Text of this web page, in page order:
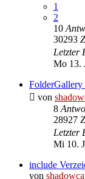
1
2
10
30293
Letzter
Mo 13.
FolderGallery
von
8
28927
Letzter
Mi 10.
include
von